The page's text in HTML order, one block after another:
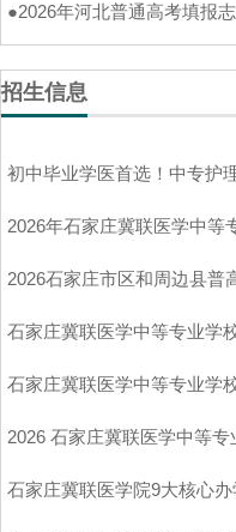
●2026年河北普通高考填报
招生信息
2026年石家庄冀联医学中等
2026石家庄市区和周边县普